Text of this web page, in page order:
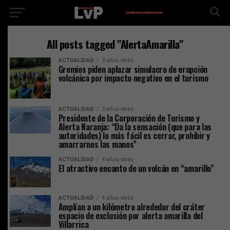
All posts tagged "AlertaAmarilla"
ACTUALIDAD 3 años atrás
Gremios piden aplazar simulacro de erupción
volcánica por impacto negativo en el turismo
ACTUALIDAD 3 años atrás
Presidente de la Corporación de Turismo y
Alerta Naranja: “Da la sensación (que para las
autoridades) lo más fácil es cerrar, prohibir y
amarrarnos las manos”
ACTUALIDAD 4 años atrás
El atractivo encanto de un volcán en “amarillo”
ACTUALIDAD 4 años atrás
Amplían a un kilómetro alrededor del cráter
espacio de exclusión por alerta amarilla del
Villarrica